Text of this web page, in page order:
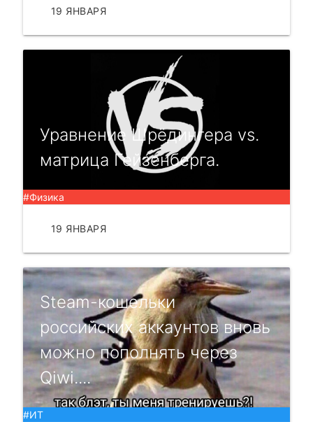
19 ЯНВАРЯ
Уравнение Шрёдингера vs.
матрица Гейзенберга.
#Физика
19 ЯНВАРЯ
Steam-кошельки
российских аккаунтов вновь
можно пополнять через
Qiwi....
#ИТ